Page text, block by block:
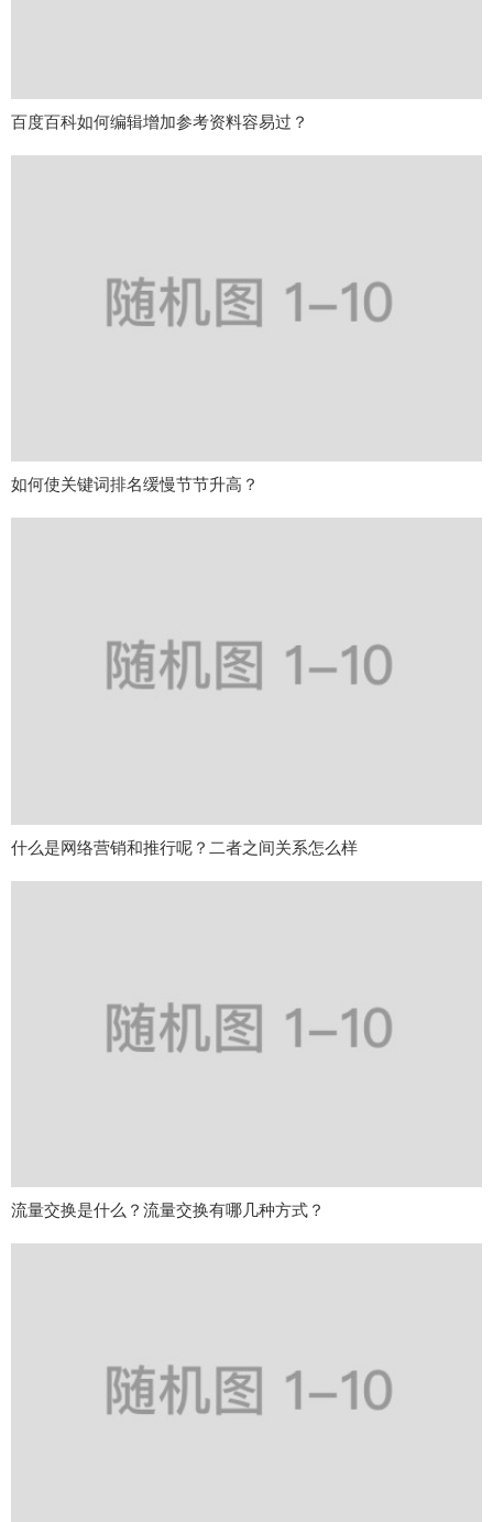
百度百科如何编辑增加参考资料容易过？
如何使关键词排名缓慢节节升高？
什么是网络营销和推行呢？二者之间关系怎么样
流量交换是什么？流量交换有哪几种方式？